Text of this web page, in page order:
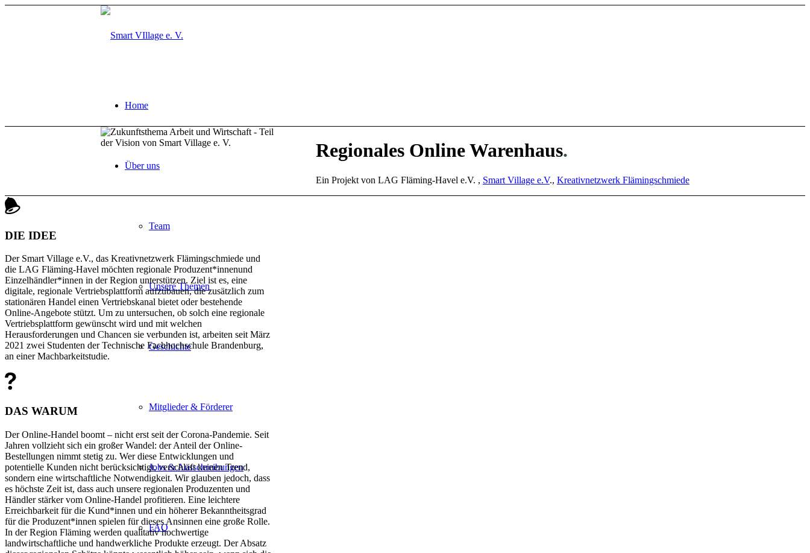
Home
Über uns
Team
Unsere Themen
Geschichte
Mitglieder & Förderer
Jobs & Ausschreibungen
FAQ
Regionales Online Warenhaus.
Ein Projekt von LAG Fläming-Havel e.V. , Smart Village e.V., Kreativnetzwerk Flämingschmiede
DIE IDEE
Der Smart Village e.V., das Kreativnetzwerk Flämingschmiede und
die LAG Fläming-Havel möchten regionale Produzent*innenund
Einzelhändler*innen in der Region unterstützen. Ziel ist es, eine
digitale, regionale Vertriebsplattform aufzubauen, die zusätzlich zum
stationären Handel einen Vertriebskanal bietet oder bestehende
Online-Angebote stützt. Um zu untersuchen, ob solch eine regionale
Vertriebsplattform gewünscht wird und mit welchen
Herausforderungen und Chancen sie verbunden ist, arbeiten seit März
2021 zwei Studenten der Technische Fachhochschule Brandenburg,
an einer Machbarkeitstudie.
DAS WARUM
Der Online-Handel boomt – nicht erst seit der Corona-Pandemie. Seit
Jahren vollzieht sich ein großer Wandel: der Anteil der Online-
Bestellungen nimmt stetig zu. Wer diese Entwicklungen und
potentielle Kunden nicht berücksichtigt, verschläft keinen Trend,
sondern eine wirtschaftliche Notwendigkeit. Wir glauben jedoch, dass
es höchste Zeit ist, dass auch unsere regionalen Produzenten und
Händler stärker vom Online-Handel profitieren. Eine leichtere
Erreichbarkeit für die Kund*innen und ein höherer Bekanntheitsgrad
für die Produzent*innen spielen für dieses Ansinnen eine große Rolle.
In der Region Fläming werden qualitativ hochwertige
landwirtschaftliche und handwerkliche Produkte erzeugt. Der Absatz